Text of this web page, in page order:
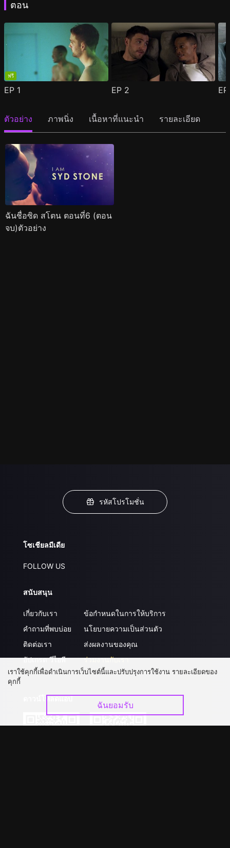
ตอน
ฟรี
EP 1 EP 2
ตัวอย่าง ภาพนิ่ง เนื้อหาที่แนะนำ รายละเอียด
ฉันชื่อซิด สโตน ตอนที่6 (ตอน
จบ)ตัวอย่าง
รหัสโปรโมชั่น
โซเชียลมีเดีย
FOLLOW US
สนับสนุน
เกี่ยวกับเรา
คำถามที่พบบ่อย
ติดต่อเรา
อัปเกรด วีไอพี
ข้อกำหนดในการให้บริการ
นโยบายความเป็นส่วนตัว
ส่งผลงานของคุณ
ร่วมงานกับเรา
ดาวน์โหลดแอป
เราใช้คุกกี้เพื่อดำเนินการเว็บไซต์นี้และปรับปรุงการใช้งาน รายละเอียดของ
คุกกี้
ฉันยอมรับ